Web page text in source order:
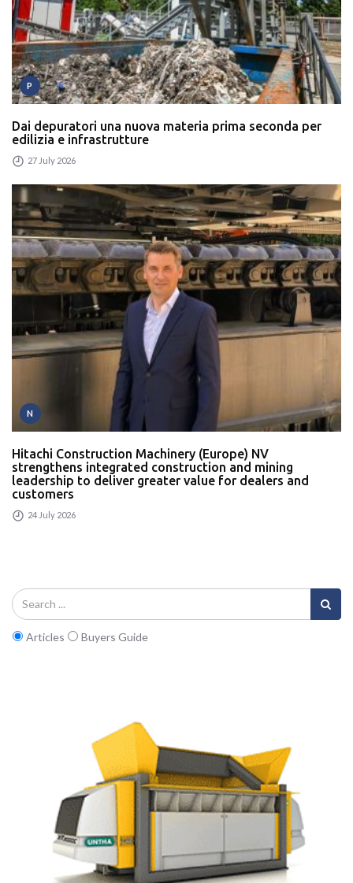
P
Dai depuratori una nuova materia prima seconda per
edilizia e infrastrutture
27 July 2026
N
Hitachi Construction Machinery (Europe) NV
strengthens integrated construction and mining
leadership to deliver greater value for dealers and
customers
24 July 2026
Articles Buyers Guide